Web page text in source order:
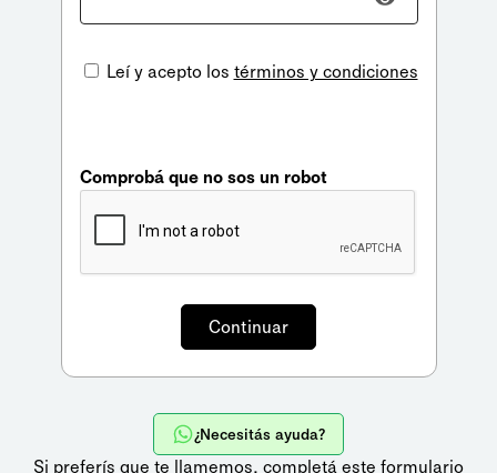
Leí y acepto los términos y condiciones
Comprobá que no sos un robot
¿Necesitás ayuda?
Si preferís que te llamemos, completá este formulario